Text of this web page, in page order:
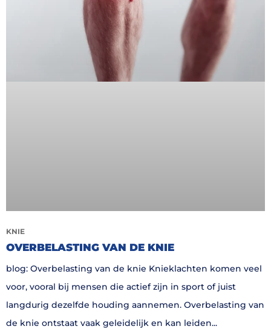
KNIE
OVERBELASTING VAN DE KNIE
blog: Overbelasting van de knie Knieklachten komen veel
voor, vooral bij mensen die actief zijn in sport of juist
langdurig dezelfde houding aannemen. Overbelasting van
de knie ontstaat vaak geleidelijk en kan leiden